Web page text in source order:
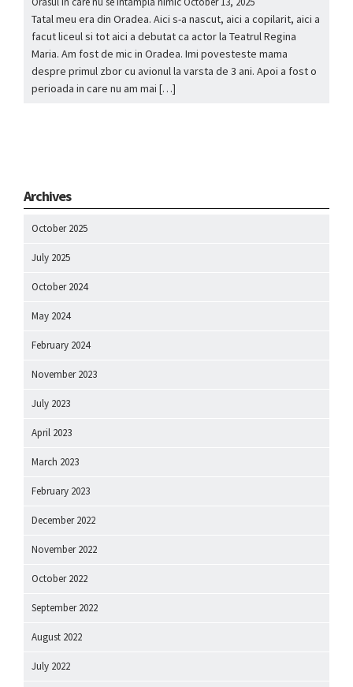
Tatal meu era din Oradea. Aici s-a nascut, aici a copilarit, aici a
facut liceul si tot aici a debutat ca actor la Teatrul Regina
Maria. Am fost de mic in Oradea. Imi povesteste mama
despre primul zbor cu avionul la varsta de 3 ani. Apoi a fost o
perioada in care nu am mai […]
Archives
October 2025
July 2025
October 2024
May 2024
February 2024
November 2023
July 2023
April 2023
March 2023
February 2023
December 2022
November 2022
October 2022
September 2022
August 2022
July 2022